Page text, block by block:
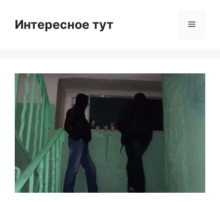
contentИнтересное тут Menu